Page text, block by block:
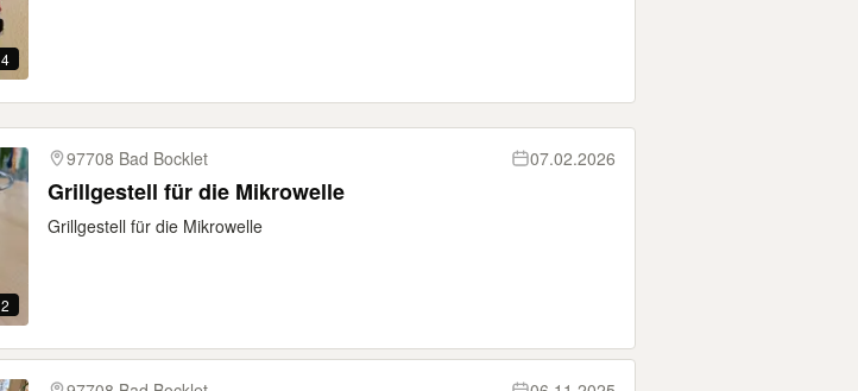
4
2
97708 Bad Bocklet 07.02.2026
Grillgestell für die Mikrowelle
Grillgestell für die Mikrowelle